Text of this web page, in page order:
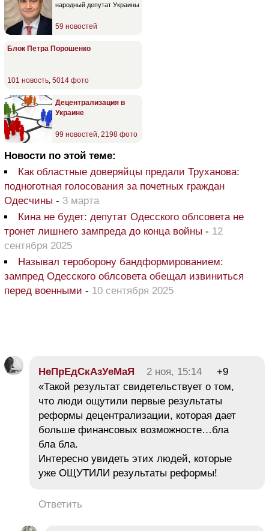
народный депутат Украины
59 новостей
Блок Петра Порошенко
101 новость, 5014 фото
Децентрализация в
Украине
99 новостей, 2198 фото
Новости по этой теме:
Как областные доверяйцы предали Труханова:
подноготная голосования за почетных граждан
Одесчины - 3 марта
Кина не будет: депутат Одесского облсовета не
тронет лишнего зампреда до конца войны - 12
сентября 2025
Называл тероборону бандформированием:
зампред Одесского облсовета обещал извиниться
перед военными - 10 сентября 2025
НеПрЕдСкАзУеМаЯ 2 ноя, 15:14
+9
«Такой результат свидетельствует о том,
что люди ощутили первые результаты
реформы децентрализации, которая дает
больше финансовых возможносте…бла
бла бла.
Интересно увидеть этих людей, которые
уже ОЩУТИЛИ результаты реформы!
Ответить